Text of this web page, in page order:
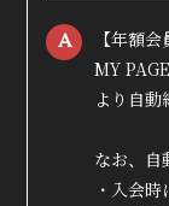
A
【年額会
MY
より自動
なお、自
・入会